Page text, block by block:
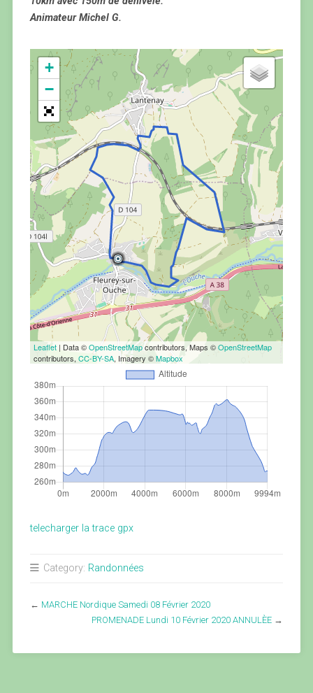
Animateur Michel G.
+
−
Leaflet| Data ©OpenStreetMapcontributors, Maps ©OpenStreetMap
contributors, CC-BY-SA, Imagery ©Mapbox
telecharger la trace gpx
Category: Randonnées
← MARCHE Nordique Samedi 08 Février 2020
PROMENADE Lundi 10 Février 2020 ANNULÈE →